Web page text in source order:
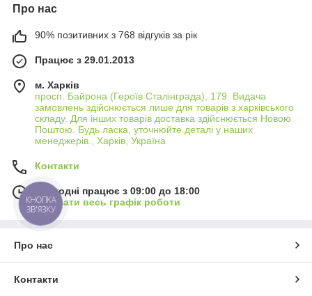
Про нас
90% позитивних з 768 відгуків за рік
Працює з 29.01.2013
м. Харків
просп. Байрона (Героїв Сталінграда), 179. Видача
замовлень здійснюється лише для товарів з харківського
складу. Для інших товарів доставка здійснюється Новою
Поштою. Будь ласка, уточнюйте деталі у наших
менеджерів., Харків, Україна
Контакти
Сьогодні працює з 09:00 до 18:00
Показати весь графік роботи
Про нас
Контакти
КНОПКА
ЗВ'ЯЗКУ